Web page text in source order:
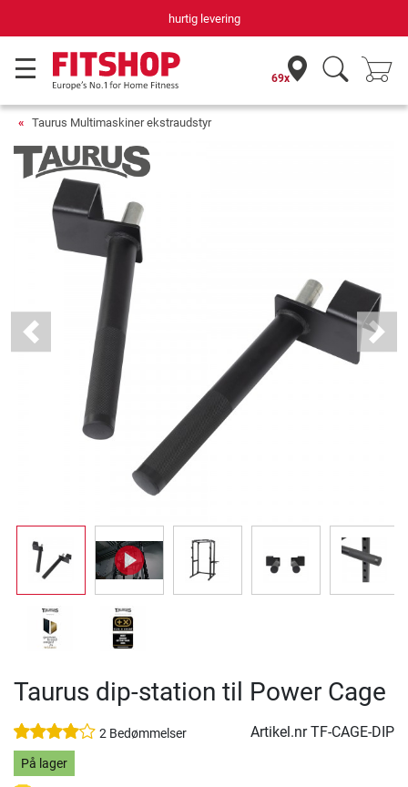
hurtig levering
69x
Taurus Multimaskiner ekstraudstyr
Previous Next
Taurus dip-station til Power Cage
2 Bedømmelser Artikel.nrTF-CAGE-DIP
På lager